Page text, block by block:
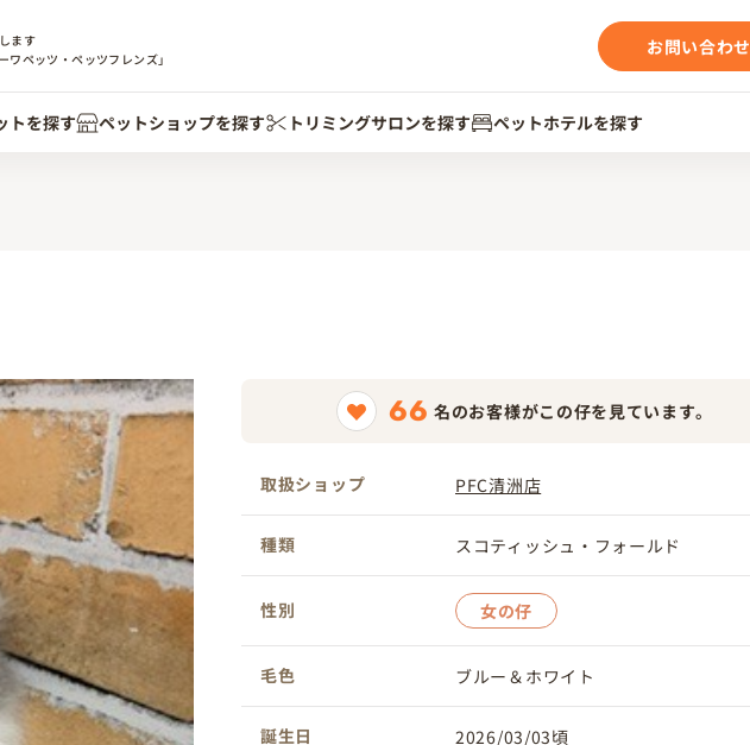
ます
ワペッツ・ペッツフレンズ」
お問い合わせ
トを探す ペットショップを探す トリミングサロンを探す ペットホテルを探す
66 名のお客様がこの仔を見ています。
取扱ショップ PFC清洲店
種類 スコティッシュ・フォールド
性別 女の仔
毛色 ブルー＆ホワイト
誕生日 2026/03/03頃